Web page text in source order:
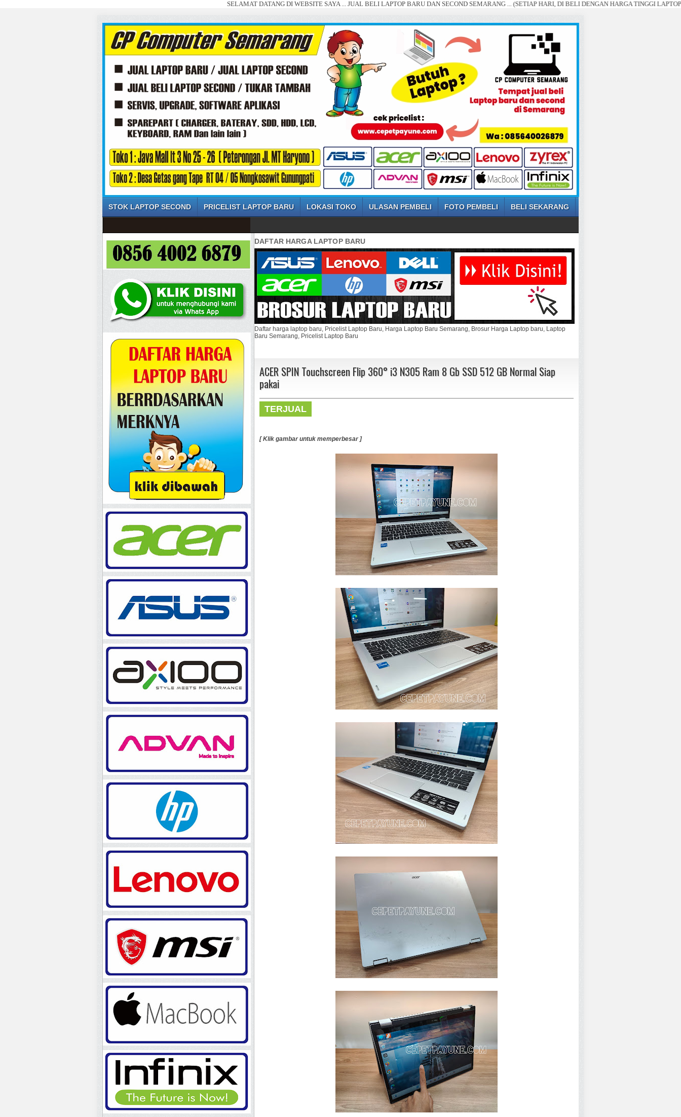
SELAMAT DATANG DI WEBSITE SAYA ... JUAL BELI LAPTOP BARU DAN SECOND SEMARANG ... (SETIAP HARI, DI BELI DENGAN HARGA TINGGI LAPTOP ANDA)
STOK LAPTOP SECOND PRICELIST LAPTOP BARU LOKASI TOKO ULASAN PEMBELI FOTO PEMBELI BELI SEKARANG
DAFTAR HARGA LAPTOP BARU
Daftar harga laptop baru, Pricelist Laptop Baru, Harga Laptop Baru Semarang, Brosur Harga Laptop baru, Laptop
Baru Semarang, Pricelist Laptop Baru
ACER SPIN Touchscreen Flip 360° i3 N305 Ram 8 Gb SSD 512 GB Normal Siap
pakai
TERJUAL
[ Klik gambar untuk memperbesar ]